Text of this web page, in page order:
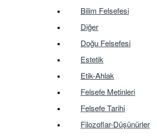
Bilim Felsefesi
Diğer
Doğu Felsefesi
Estetik
Etik-Ahlak
Felsefe Metinleri
Felsefe Tarihi
Filozoflar-Düşünürler